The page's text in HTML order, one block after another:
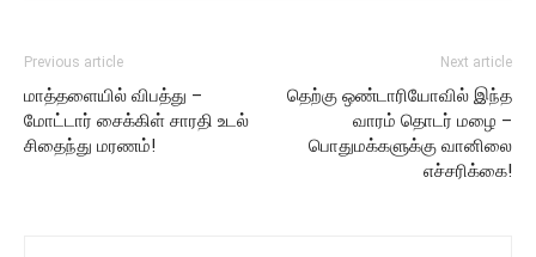
Previous article
மாத்தளையில் விபத்து –
மோட்டார் சைக்கிள் சாரதி உடல்
சிதைந்து மரணம்!
Next article
தெற்கு ஒண்டாரியோவில் இந்த
வாரம் தொடர் மழை –
பொதுமக்களுக்கு வானிலை
எச்சரிக்கை!